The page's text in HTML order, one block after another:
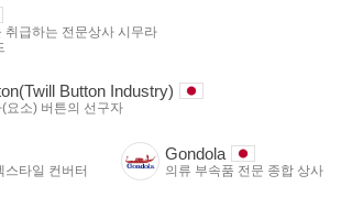
취급하는 전문상사 시무라
Button Industry)
요소) 버튼의 선구자
스타일 컨버터
Gondola
의류 부속품 전문 종합 상사